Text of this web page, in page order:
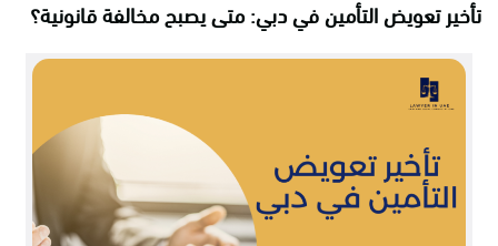
تأخير تعويض التأمين في دبي: متى يصبح مخالفة قانونية؟